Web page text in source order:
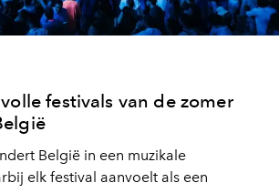
festivals van de zomer
België in een muzikale
elk festival aanvoelt als een